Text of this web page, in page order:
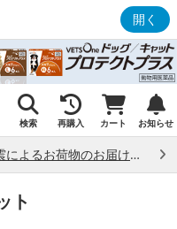
開く
検索 再購入 カート お知らせ
熊本県熊本地方で発生した地震によるお荷物のお届け状況について （7/28）
ト